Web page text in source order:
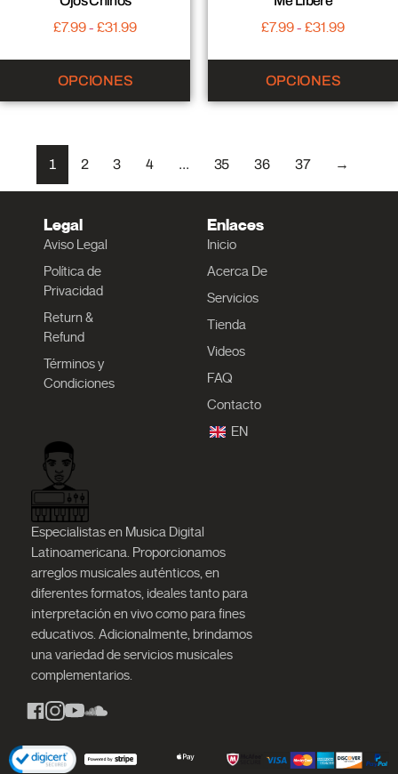
£7.99- £31.99
OPCIONES
£7.99- £31.99
OPCIONES
1 2 3 4 ... 35 36 37 →
Enlaces
Inicio
Acerca De
Servicios
Tienda
Videos
FAQ
Contacto
EN
Legal
Aviso Legal
Política de
Privacidad
Return &
Refund
Términos y
Condiciones
Especialistas en Musica Digital
Latinoamericana. Proporcionamos
arreglos musicales auténticos, en
diferentes formatos, ideales tanto para
interpretación en vivo como para fines
educativos. Adicionalmente, brindamos
una variedad de servicios musicales
complementarios.